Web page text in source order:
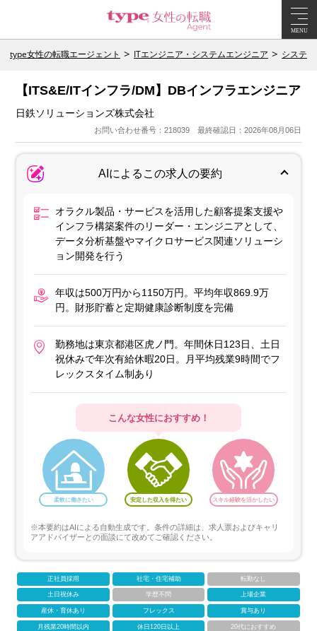
MENU
type女性の転職エージェント ITエンジニア・システムエンジニア システ
【ITS&E/ITインフラ/DM】DBインフラエンジニア
日鉄ソリューションズ株式会社
お問い合わせ番号：218039 最終確認日：2026年08月06日
AIによるこの求人の要約
オラクル製品・サービスを活用した顧客提案支援や
インフラ構築案件のリーダー・エンジニアとして、
データ分析基盤やマイクロサービス関連ソリューシ
ョン開発を行う
年収は500万円から1150万円。平均年収869.9万
円。財形貯蓄と定期健康診断制度を完備
勤務地は東京都港区虎ノ門。年間休日123日、土日
祝休みで年次有給休暇20日。月平均残業9時間でフ
レックスタイム制あり
こんな女性におすすめ！
柔軟に働きたい 安定した収入を得たい スキル経験を活かしたい
※本要約はAIによる自動生成です。条件の詳細は、求人票およびキャリ
アアドバイザーとの面談にて改めてご確認ください。
正社員採用 社宅・住宅補助 転勤なし
土日祝休み 学歴不問 上場企業
産休・育休あり フレックス 賞与あり
月残業20時間以内 休日120日以上 20代におすすめ